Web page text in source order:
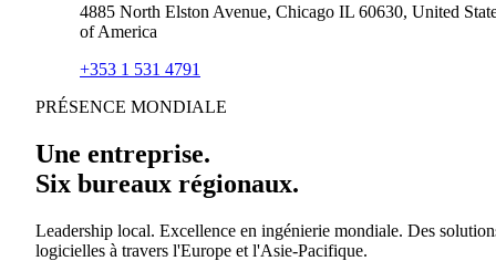
4885 North Elston Avenue, Chicago IL 60630, United
of America
+353 1 531 4791
PRÉSENCE MONDIALE
Une entreprise.
Six bureaux régionaux.
Leadership local. Excellence en ingénierie mondiale. Des
logicielles à travers l'Europe et l'Asie-Pacifique.